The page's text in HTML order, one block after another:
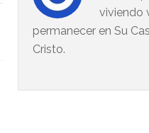
viviendo
permanecer en Su
Cristo.